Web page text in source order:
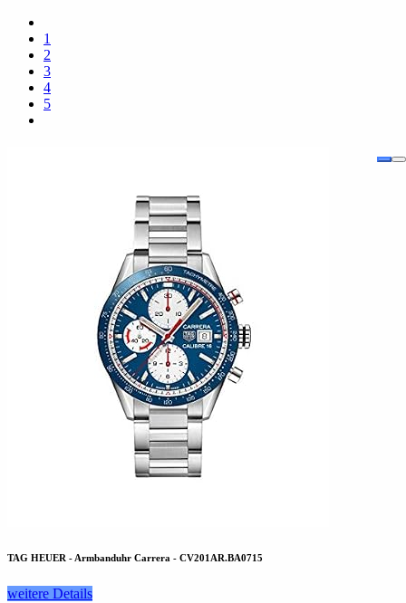
1
2
3
4
5
TAG HEUER - Armbanduhr Carrera - CV201AR.BA0715
weitere Details